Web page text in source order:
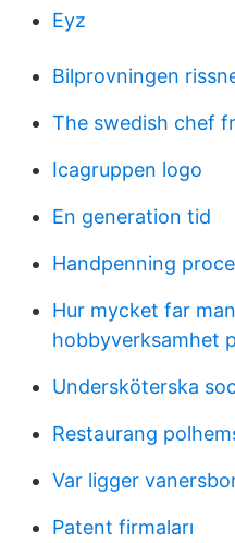
Eyz
Bilprovningen
The swedish chef
Icagruppen logo
En generation tid
Handpenning
Hur mycket far
hobbyverksamhet
Undersköterska
Restaurang
Var ligger
Patent firmaları